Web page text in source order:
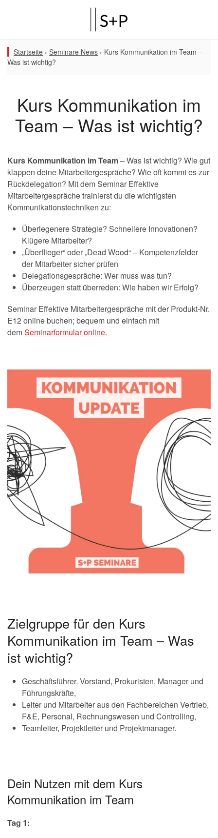
Startseite › Seminare News › Kurs Kommunikation im Team –
Was ist wichtig?
Kurs Kommunikation im
Team – Was ist wichtig?
Kurs Kommunikation im Team– Was ist wichtig? Wie gut
klappen deine Mitarbeitergespräche? Wie oft kommt es zur
Rückdelegation? Mit dem Seminar Effektive
Mitarbeitergespräche trainierst du die wichtigsten
Kommunikationstechniken zu:
Überlegenere Strategie? Schnellere Innovationen?
Klügere Mitarbeiter?
„Überflieger“ oder „Dead Wood“ – Kompetenzfelder
der Mitarbeiter sicher prüfen
Delegationsgespräche: Wer muss was tun?
Überzeugen statt überreden: Wie haben wir Erfolg?
Seminar Effektive Mitarbeitergespräche mit der Produkt-Nr.
E12 online buchen; bequem und einfach mit
demSeminarformular online.
Zielgruppe für den Kurs
Kommunikation im Team – Was
ist wichtig?
Geschäftsführer, Vorstand, Prokuristen, Manager und
Führungskräfte,
Leiter und Mitarbeiter aus den Fachbereichen Vertrieb,
F&E, Personal, Rechnungswesen und Controlling,
Teamleiter, Projektleiter und Projektmanager.
Dein Nutzen mit dem Kurs
Kommunikation im Team
Tag 1: